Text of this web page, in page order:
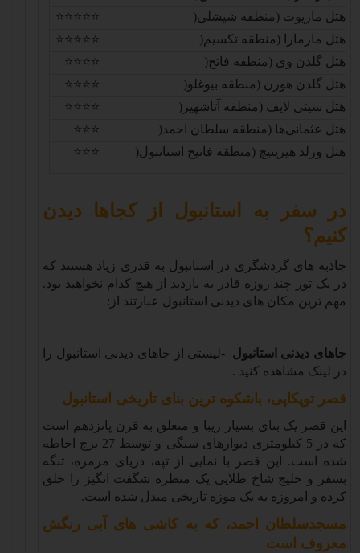
هتل ماریوت (منطقه شیشلی)
⭐⭐⭐⭐⭐
هتل مارمارا (منطقه تکسیم)
⭐⭐⭐⭐⭐
هتل گلدن وی (منطقه فاتح)
⭐⭐⭐⭐
هتل گلدن هورن (منطقه بیوغلو)
⭐⭐⭐⭐
هتل سیتی لایف (منطقه آتاشهیر)
⭐⭐⭐⭐
هتل عثمانی‌ها (منطقه سلطان احمد)
⭐⭐⭐
هتل ورلد هیریتیچ (منطقه فاتیح استانبول)
⭐⭐⭐
در سفر به استانبول از کجاها دیدن
کنیم؟
جاذبه های گردشگری در استانبول به قدری زیاد هستند که
در یک تور چند روزه قادر به بازدید از هیچ کدام نخواهید بود.
مهم ترین مکان های دیدنی استانبول عبارتند از :
جاهای دیدنی استانبول -لیستی از جاهای دیدنی استانبول را
در لینک مشاهده کنید .
قصر توپکاپی، باشکوه ترین بنای تاریخی استانبول
این قصر یک بنای بسیار زیبا و متعلق به قرن پانزدهم است
که در 5 کیلومتری دیوارهای سنگی و توسط 27 برج احاطه
شده است. این قصر با نمایی از تپه، دریای مرمره، تنگه
بسفر و خلیج شاخ طلایی یک منظره شگفت انگیز را خلق
کرده و امروزه به یک موزه تاریخی مبدل شده است.
مسجدسلطان احمد، که به کاشی های آبی رنگش
معروف است